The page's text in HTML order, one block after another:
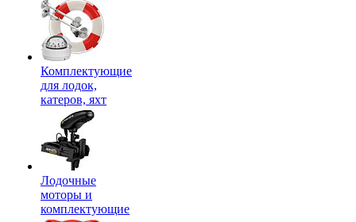
Комплектующие
для лодок,
катеров, яхт
Лодочные
моторы и
комплектующие